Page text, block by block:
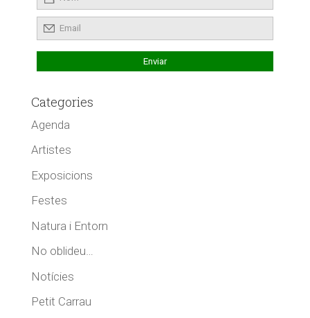
Categories
Agenda
Artistes
Exposicions
Festes
Natura i Entorn
No oblideu…
Notícies
Petit Carrau